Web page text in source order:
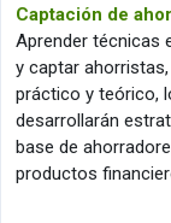
Captación de
Aprender técnicas
y captar
práctico y teórico,
desarrollarán
base de
productos